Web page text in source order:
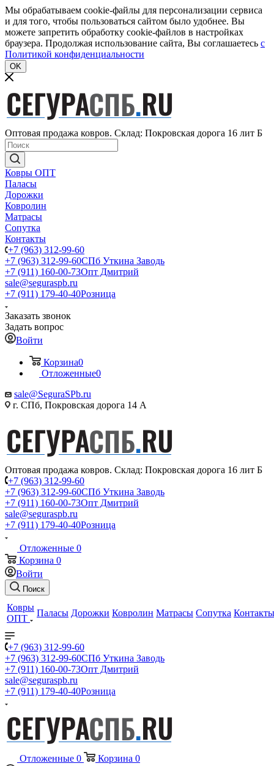
Мы обрабатываем cookie-файлы для персонализации сервиса
и для того, чтобы пользоваться сайтом было удобнее. Вы
можете запретить обработку cookie-файлов в настройках
браузера. Продолжая использование сайта, Вы соглашаетесь c
Политикой конфиденциальности
OK
Оптовая продажа ковров. Склад: Покровская дорога 16 лит Б
Ковры ОПТ
Паласы
Дорожки
Ковролин
Матрасы
Сопутка
Контакты
+7 (963) 312-99-60
+7 (963) 312-99-60СПб Уткина Заводь
+7 (911) 160-00-73Опт Дмитрий
sale@seguraspb.ru
+7 (911) 179-40-40Розница
Заказать звонок
Задать вопрос
Войти
Корзина0
Отложенные0
sale@SeguraSPb.ru
г. СПб, Покровская дорога 14 А
Оптовая продажа ковров. Склад: Покровская дорога 16 лит Б
+7 (963) 312-99-60
+7 (963) 312-99-60СПб Уткина Заводь
+7 (911) 160-00-73Опт Дмитрий
sale@seguraspb.ru
+7 (911) 179-40-40Розница
Отложенные 0
Корзина 0
Войти
Поиск
Ковры
ОПТ
Паласы Дорожки Ковролин Матрасы Сопутка Контакты
+7 (963) 312-99-60
+7 (963) 312-99-60СПб Уткина Заводь
+7 (911) 160-00-73Опт Дмитрий
sale@seguraspb.ru
+7 (911) 179-40-40Розница
Отложенные 0 Корзина 0